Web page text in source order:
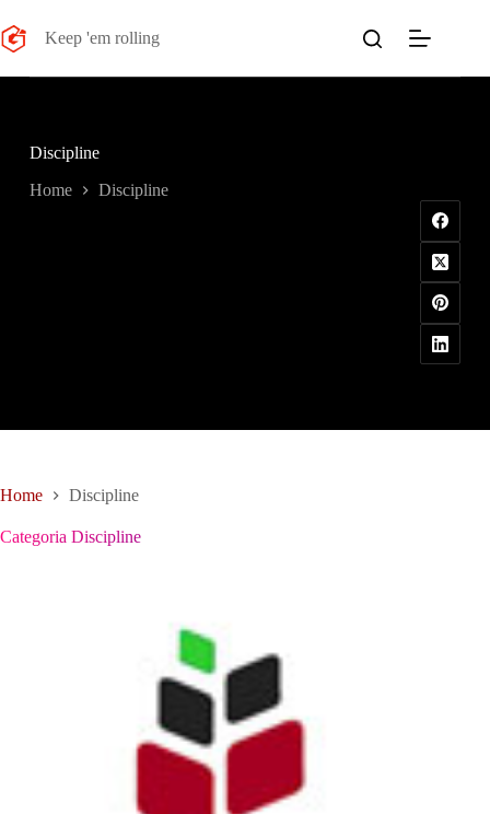
al
contenuto
Keep 'em rolling
Discipline
Home Discipline
Home Discipline
Categoria Discipline